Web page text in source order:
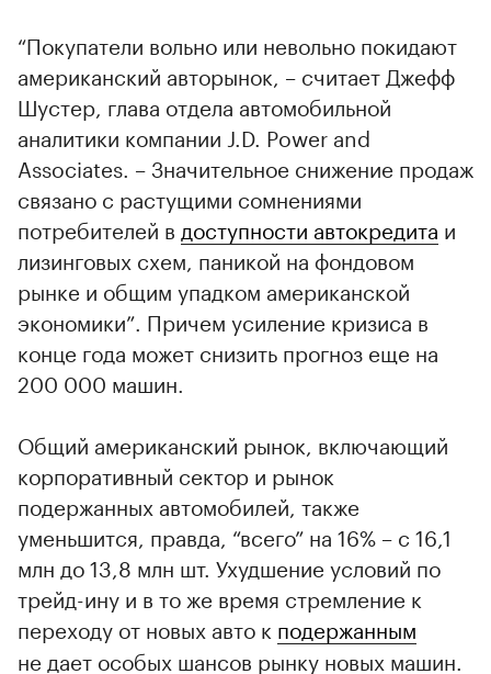
“Покупатели вольно или невольно покидают
американский авторынок, – считает Джефф
Шустер, глава отдела автомобильной
аналитики компании J.D. Power and
Associates. – Значительное снижение продаж
связано с растущими сомнениями
потребителей в доступности автокредита и
лизинговых схем, паникой на фондовом
рынке и общим упадком американской
экономики”. Причем усиление кризиса в
конце года может снизить прогноз еще на
200 000 машин.
Общий американский рынок, включающий
корпоративный сектор и рынок
подержанных автомобилей, также
уменьшится, правда, “всего” на 16% – с 16,1
млн до 13,8 млн шт. Ухудшение условий по
трейд-ину и в то же время стремление к
переходу от новых авто к подержанным
не дает особых шансов рынку новых машин.